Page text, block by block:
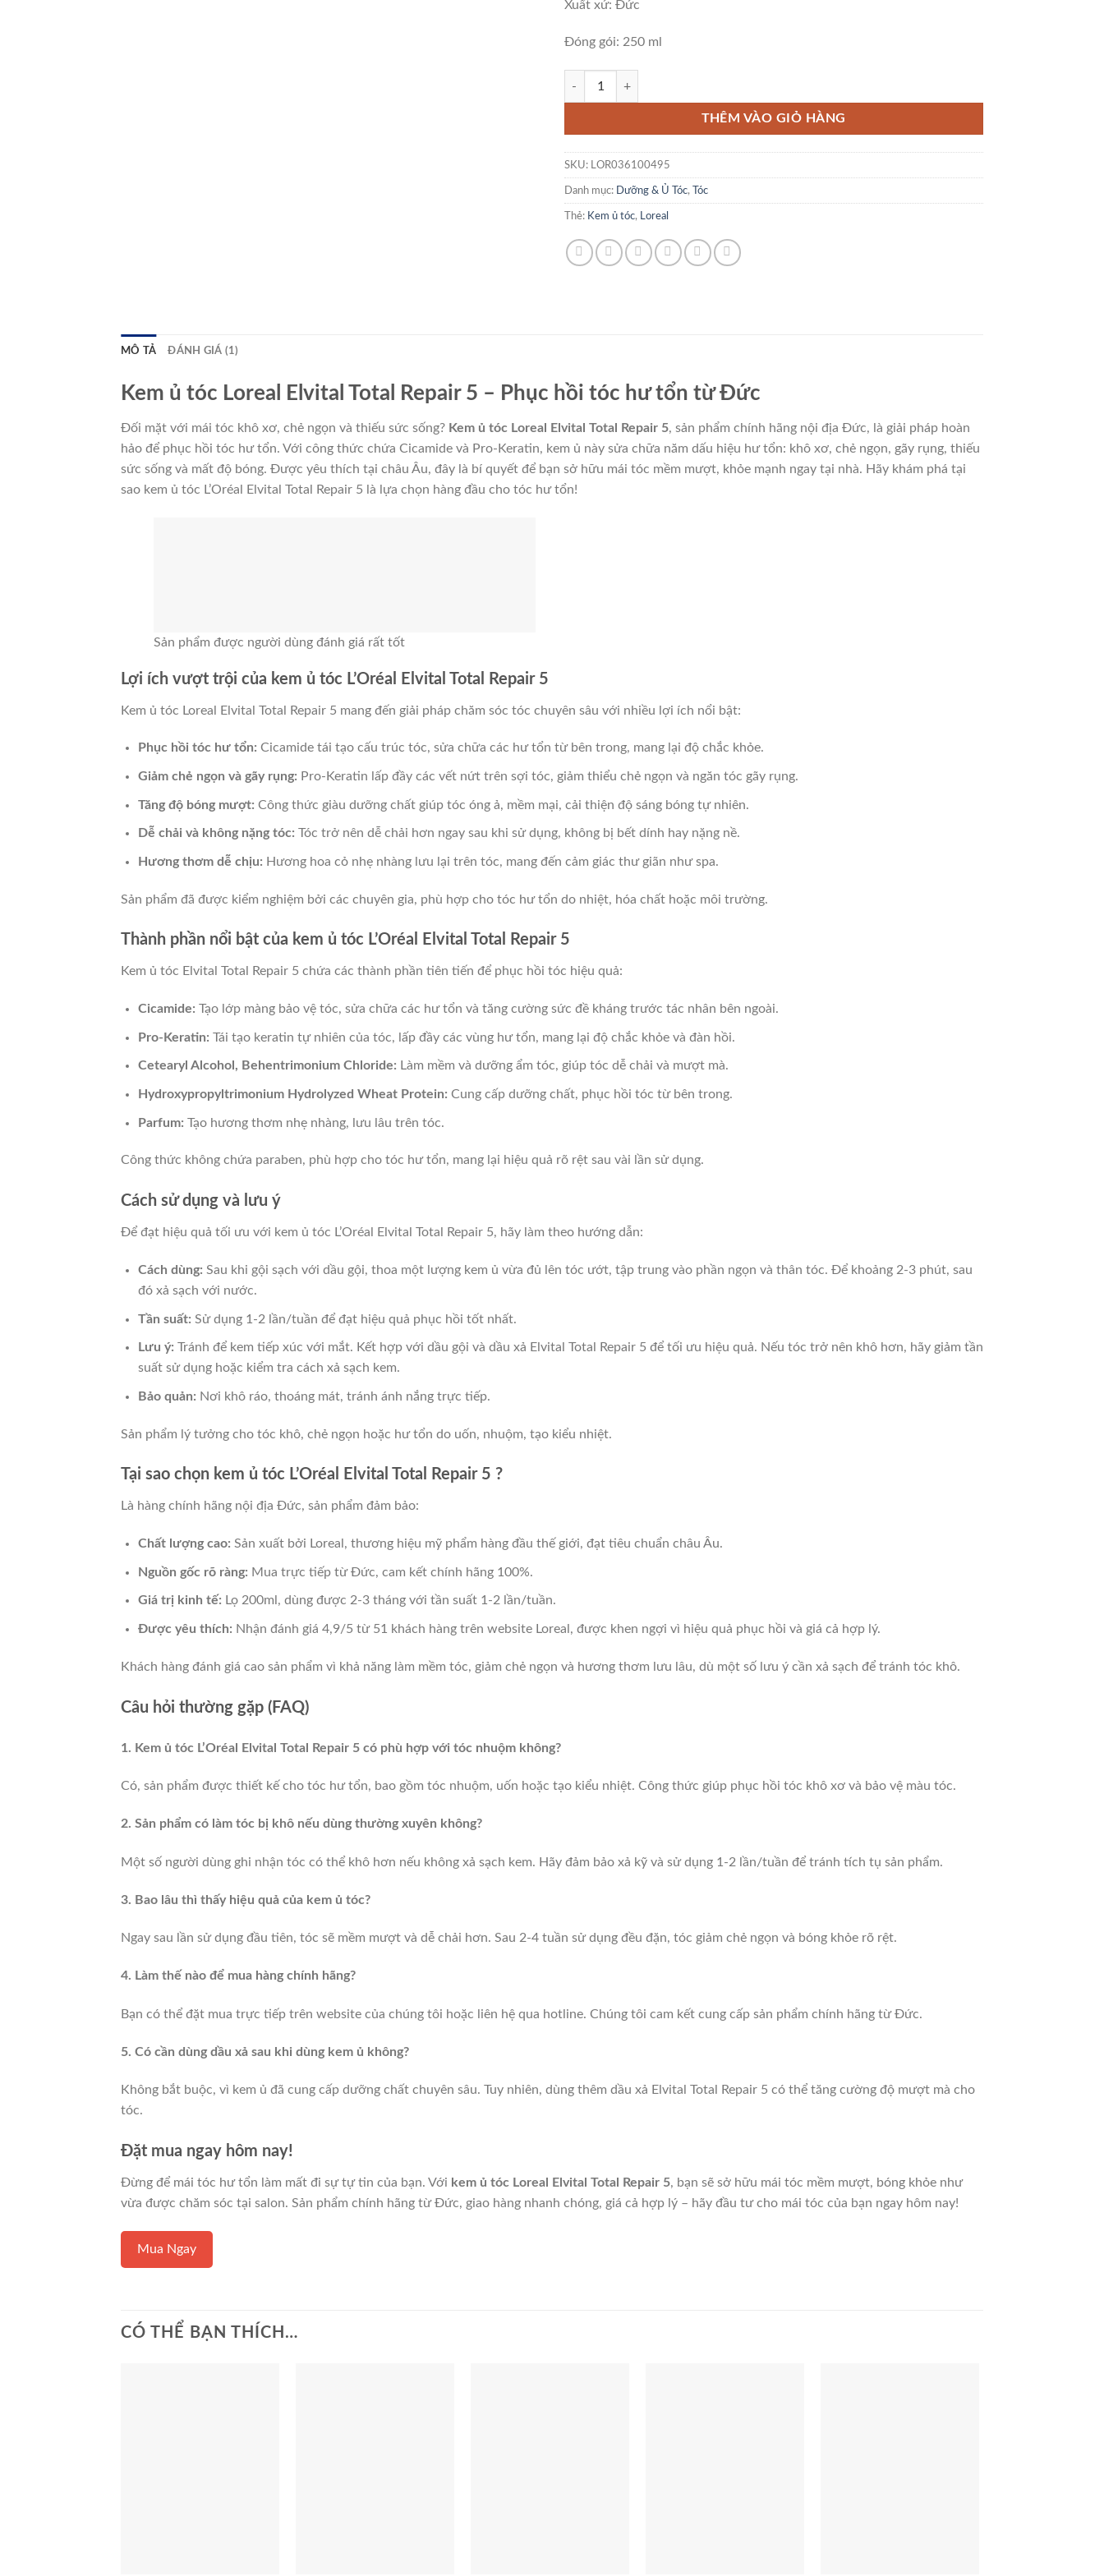
Xuất xứ: Đức
Đóng gói: 250 ml
Kem Ủ Tóc Loreal Elvital Total Repair 5 Phục Hồi Tóc Hư Tổn, 250 ml số lượng
THÊM VÀO GIỎ HÀNG
SKU: LOR036100495
Danh mục: Dưỡng & Ủ Tóc, Tóc
Thẻ: Kem ủ tóc, Loreal
MÔ TẢ ĐÁNH GIÁ (1)
Kem ủ tóc Loreal Elvital Total Repair 5 – Phục hồi tóc hư tổn từ Đức
Đối mặt với mái tóc khô xơ, chẻ ngọn và thiếu sức sống? Kem ủ tóc Loreal Elvital Total Repair 5, sản phẩm chính hãng nội địa Đức, là giải pháp hoàn
hảo để phục hồi tóc hư tổn. Với công thức chứa Cicamide và Pro-Keratin, kem ủ này sửa chữa năm dấu hiệu hư tổn: khô xơ, chẻ ngọn, gãy rụng, thiếu
sức sống và mất độ bóng. Được yêu thích tại châu Âu, đây là bí quyết để bạn sở hữu mái tóc mềm mượt, khỏe mạnh ngay tại nhà. Hãy khám phá tại
sao kem ủ tóc L’Oréal Elvital Total Repair 5 là lựa chọn hàng đầu cho tóc hư tổn!
Sản phẩm được người dùng đánh giá rất tốt
Lợi ích vượt trội của kem ủ tóc L’Oréal Elvital Total Repair 5
Kem ủ tóc Loreal Elvital Total Repair 5 mang đến giải pháp chăm sóc tóc chuyên sâu với nhiều lợi ích nổi bật:
Phục hồi tóc hư tổn: Cicamide tái tạo cấu trúc tóc, sửa chữa các hư tổn từ bên trong, mang lại độ chắc khỏe.
Giảm chẻ ngọn và gãy rụng: Pro-Keratin lấp đầy các vết nứt trên sợi tóc, giảm thiểu chẻ ngọn và ngăn tóc gãy rụng.
Tăng độ bóng mượt: Công thức giàu dưỡng chất giúp tóc óng ả, mềm mại, cải thiện độ sáng bóng tự nhiên.
Dễ chải và không nặng tóc: Tóc trở nên dễ chải hơn ngay sau khi sử dụng, không bị bết dính hay nặng nề.
Hương thơm dễ chịu: Hương hoa cỏ nhẹ nhàng lưu lại trên tóc, mang đến cảm giác thư giãn như spa.
Sản phẩm đã được kiểm nghiệm bởi các chuyên gia, phù hợp cho tóc hư tổn do nhiệt, hóa chất hoặc môi trường.
Thành phần nổi bật của kem ủ tóc L’Oréal Elvital Total Repair 5
Kem ủ tóc Elvital Total Repair 5 chứa các thành phần tiên tiến để phục hồi tóc hiệu quả:
Cicamide: Tạo lớp màng bảo vệ tóc, sửa chữa các hư tổn và tăng cường sức đề kháng trước tác nhân bên ngoài.
Pro-Keratin: Tái tạo keratin tự nhiên của tóc, lấp đầy các vùng hư tổn, mang lại độ chắc khỏe và đàn hồi.
Cetearyl Alcohol, Behentrimonium Chloride: Làm mềm và dưỡng ẩm tóc, giúp tóc dễ chải và mượt mà.
Hydroxypropyltrimonium Hydrolyzed Wheat Protein: Cung cấp dưỡng chất, phục hồi tóc từ bên trong.
Parfum: Tạo hương thơm nhẹ nhàng, lưu lâu trên tóc.
Công thức không chứa paraben, phù hợp cho tóc hư tổn, mang lại hiệu quả rõ rệt sau vài lần sử dụng.
Cách sử dụng và lưu ý
Để đạt hiệu quả tối ưu với kem ủ tóc L’Oréal Elvital Total Repair 5, hãy làm theo hướng dẫn:
Cách dùng: Sau khi gội sạch với dầu gội, thoa một lượng kem ủ vừa đủ lên tóc ướt, tập trung vào phần ngọn và thân tóc. Để khoảng 2-3 phút, sau
đó xả sạch với nước.
Tần suất: Sử dụng 1-2 lần/tuần để đạt hiệu quả phục hồi tốt nhất.
Lưu ý: Tránh để kem tiếp xúc với mắt. Kết hợp với dầu gội và dầu xả Elvital Total Repair 5 để tối ưu hiệu quả. Nếu tóc trở nên khô hơn, hãy giảm tần
suất sử dụng hoặc kiểm tra cách xả sạch kem.
Bảo quản: Nơi khô ráo, thoáng mát, tránh ánh nắng trực tiếp.
Sản phẩm lý tưởng cho tóc khô, chẻ ngọn hoặc hư tổn do uốn, nhuộm, tạo kiểu nhiệt.
Tại sao chọn kem ủ tóc L’Oréal Elvital Total Repair 5 ?
Là hàng chính hãng nội địa Đức, sản phẩm đảm bảo:
Chất lượng cao: Sản xuất bởi Loreal, thương hiệu mỹ phẩm hàng đầu thế giới, đạt tiêu chuẩn châu Âu.
Nguồn gốc rõ ràng: Mua trực tiếp từ Đức, cam kết chính hãng 100%.
Giá trị kinh tế: Lọ 200ml, dùng được 2-3 tháng với tần suất 1-2 lần/tuần.
Được yêu thích: Nhận đánh giá 4,9/5 từ 51 khách hàng trên website Loreal, được khen ngợi vì hiệu quả phục hồi và giá cả hợp lý.
Khách hàng đánh giá cao sản phẩm vì khả năng làm mềm tóc, giảm chẻ ngọn và hương thơm lưu lâu, dù một số lưu ý cần xả sạch để tránh tóc khô.
Câu hỏi thường gặp (FAQ)
1. Kem ủ tóc L’Oréal Elvital Total Repair 5 có phù hợp với tóc nhuộm không?
Có, sản phẩm được thiết kế cho tóc hư tổn, bao gồm tóc nhuộm, uốn hoặc tạo kiểu nhiệt. Công thức giúp phục hồi tóc khô xơ và bảo vệ màu tóc.
2. Sản phẩm có làm tóc bị khô nếu dùng thường xuyên không?
Một số người dùng ghi nhận tóc có thể khô hơn nếu không xả sạch kem. Hãy đảm bảo xả kỹ và sử dụng 1-2 lần/tuần để tránh tích tụ sản phẩm.
3. Bao lâu thì thấy hiệu quả của kem ủ tóc?
Ngay sau lần sử dụng đầu tiên, tóc sẽ mềm mượt và dễ chải hơn. Sau 2-4 tuần sử dụng đều đặn, tóc giảm chẻ ngọn và bóng khỏe rõ rệt.
4. Làm thế nào để mua hàng chính hãng?
Bạn có thể đặt mua trực tiếp trên website của chúng tôi hoặc liên hệ qua hotline. Chúng tôi cam kết cung cấp sản phẩm chính hãng từ Đức.
5. Có cần dùng dầu xả sau khi dùng kem ủ không?
Không bắt buộc, vì kem ủ đã cung cấp dưỡng chất chuyên sâu. Tuy nhiên, dùng thêm dầu xả Elvital Total Repair 5 có thể tăng cường độ mượt mà cho
tóc.
Đặt mua ngay hôm nay!
Đừng để mái tóc hư tổn làm mất đi sự tự tin của bạn. Với kem ủ tóc Loreal Elvital Total Repair 5, bạn sẽ sở hữu mái tóc mềm mượt, bóng khỏe như
vừa được chăm sóc tại salon. Sản phẩm chính hãng từ Đức, giao hàng nhanh chóng, giá cả hợp lý – hãy đầu tư cho mái tóc của bạn ngay hôm nay!
Mua Ngay
CÓ THỂ BẠN THÍCH…